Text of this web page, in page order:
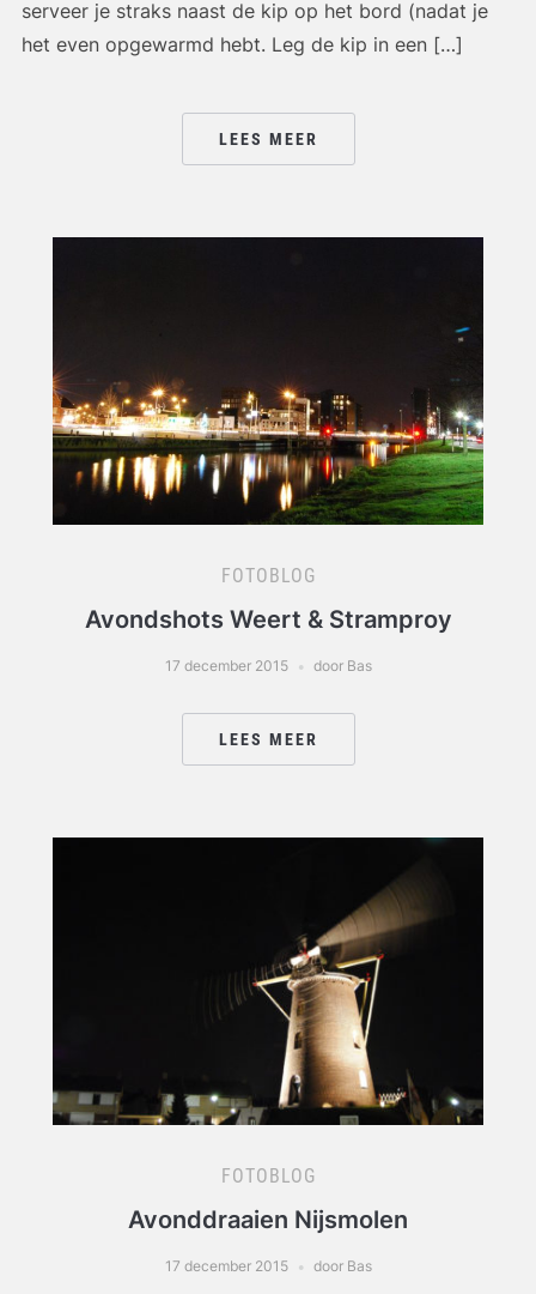
serveer je straks naast de kip op het bord (nadat je
het even opgewarmd hebt. Leg de kip in een […]
LEES MEER
FOTOBLOG
Avondshots Weert & Stramproy
17 december 2015 door Bas
LEES MEER
FOTOBLOG
Avonddraaien Nijsmolen
17 december 2015 door Bas